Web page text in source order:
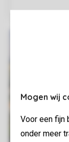
Mogen wij
Voor een fijn
onder meer